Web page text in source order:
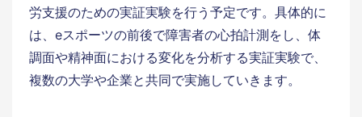
労支援のための実証実験を行う予定です。具体的に
は、eスポーツの前後で障害者の心拍計測をし、体
調面や精神面における変化を分析する実証実験で、
複数の大学や企業と共同で実施していきます。